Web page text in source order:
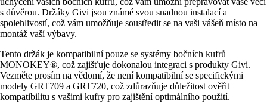
s důvěrou. Držáky Givi jsou známé svou snadnou instalací a
spolehlivostí, což vám umožňuje soustředit se na vaši vášeň místo na
montáž vaší výbavy.
Tento držák je kompatibilní pouze se systémy bočních kufrů
MONOKEY®, což zajišťuje dokonalou integraci s produkty Givi.
Vezměte prosím na vědomí, že není kompatibilní se specifickými
modely GRT709 a GRT720, což zdůrazňuje důležitost ověřit
kompatibilitu s vašimi kufry pro zajištění optimálního použití.